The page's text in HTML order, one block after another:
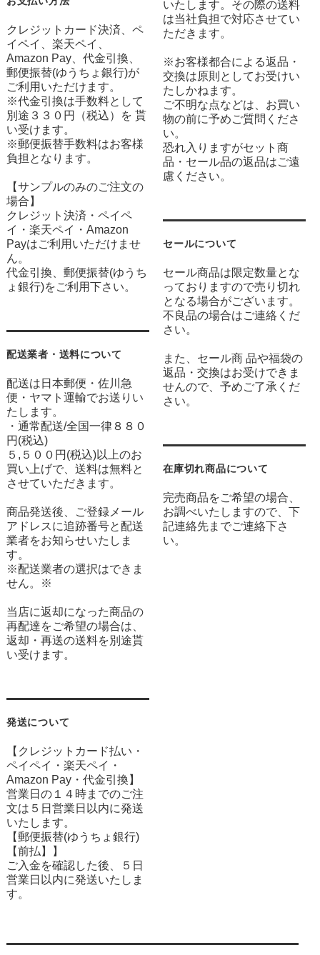
クレジットカード決済、ペ
イペイ、楽天ペイ、
Amazon Pay、代金引換、
郵便振替(ゆうちょ銀行)が
ご利用いただけます。
※代金引換は手数料として
別途３３０円（税込）を 貰
い受けます。
※郵便振替手数料はお客様
負担となります。
【サンプルのみのご注文の
場合】
クレジット決済・ペイペ
イ・楽天ペイ・Amazon
Payはご利用いただけませ
ん。
代金引換、郵便振替(ゆうち
ょ銀行)をご利用下さい。
配送業者・送料について
配送は日本郵便・佐川急
便・ヤマト運輸でお送りい
たします。
・通常配送/全国一律８８０
円(税込)
５,５００円(税込)以上のお
買い上げで、送料は無料と
させていただきます。
商品発送後、ご登録メール
アドレスに追跡番号と配送
業者をお知らせいたしま
す。
※配送業者の選択はできま
せん。※
当店に返却になった商品の
再配達をご希望の場合は、
返却・再送の送料を別途貰
い受けます。
発送について
【クレジットカード払い・
ペイペイ・楽天ペイ・
Amazon Pay・ 代金引換】
営業日の１４時までのご注
文は５日営業日以内に発送
いたします。
【郵便振替(ゆうちょ銀行)
【前払】】
ご入金を確認した後、５日
営業日以内に発送いたしま
す。
いたします。その際の送料
は当社負担で対応させてい
ただきます。
※お客様都合による返品・
交換は原則としてお受けい
たしかねます。
ご不明な点などは、お買い
物の前に予めご質問くださ
い。
恐れ入りますがセット商
品・セール品の返品はご遠
慮ください。
セールについて
セール商品は限定数量とな
っておりますので売り切れ
となる場合がございます。
不良品の場合はご連絡くだ
さい。
また、セール商 品や福袋の
返品・交換はお受けできま
せんので、予めご了承くだ
さい。
在庫切れ商品について
完売商品をご希望の場合、
お調べいたしますので、下
記連絡先までご連絡下さ
い。